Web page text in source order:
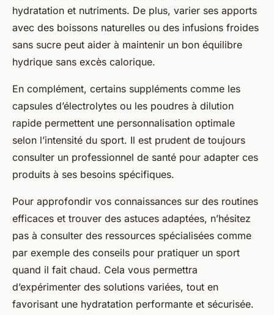
hydratation et nutriments. De plus, varier ses apports
avec des boissons naturelles ou des infusions froides
sans sucre peut aider à maintenir un bon équilibre
hydrique sans excès calorique.
En complément, certains suppléments comme les
capsules d’électrolytes ou les poudres à dilution
rapide permettent une personnalisation optimale
selon l’intensité du sport. Il est prudent de toujours
consulter un professionnel de santé pour adapter ces
produits à ses besoins spécifiques.
Pour approfondir vos connaissances sur des routines
efficaces et trouver des astuces adaptées, n’hésitez
pas à consulter des ressources spécialisées comme
par exemple des conseils pour pratiquer un sport
quand il fait chaud. Cela vous permettra
d’expérimenter des solutions variées, tout en
favorisant une hydratation performante et sécurisée.